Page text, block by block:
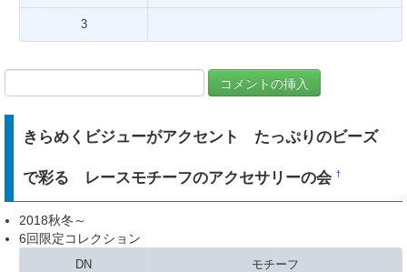
3
きらめくビジューがアクセント たっぷりのビーズ
で彩る レースモチーフのアクセサリーの会†
2018秋冬～
6回限定コレクション
DN モチーフ